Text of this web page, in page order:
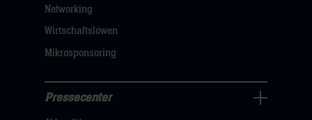
Networking
Wirtschaftslöwen
Mikrosponsoring
Pressecenter